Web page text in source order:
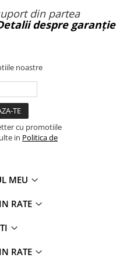
din partea
despre garanție
noastre
cu promotiile
in Politica de
MEU
RATE
RATE